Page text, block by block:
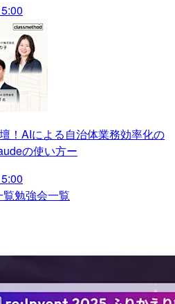
！AIによる自治体業務効率化の
の使い方ー
覧勉強会一覧